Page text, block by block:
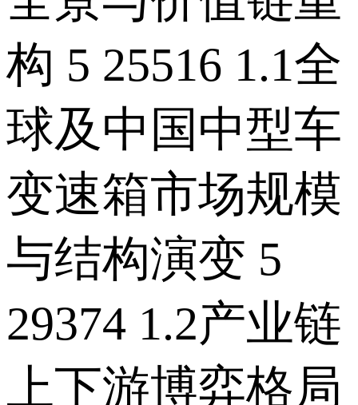
构 5 25516 1.1全
球及中国中型车
变速箱市场规模
与结构演变 5
29374 1.2产业链
上下游博弈格局